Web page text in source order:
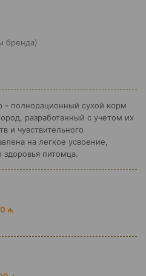
бренда)
- полнорационный сухой корм
разработанный с учетом их
и чувствительного
на легкое усвоение,
питомца.
₼